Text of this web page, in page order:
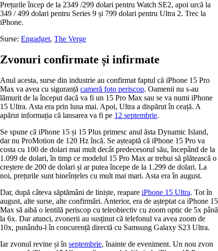
Prețurile încep de la 2349 /299 dolari pentru Watch SE2, apoi urcă la
349 / 499 dolari pentru Series 9 și 799 dolari pentru Ultra 2. Trec la
iPhone.
Surse: Engadget, The Verge
Zvonuri confirmate și infirmate
Anul acesta, surse din industrie au confirmat faptul că iPhone 15 Pro
Max va avea cu siguranță cameră foto periscop. Oamenii nu s-au
lămurit de la început dacă va fi un 15 Pro Max sau se va numi iPhone
15 Ultra. Asta era prin luna mai. Apoi, Ultra a dispărut în ceață. A
apărut informația că lansarea va fi pe 12 septembrie.
Se spune că iPhone 15 și 15 Plus primesc anul ăsta Dynamic Island,
dar nu ProMotion de 120 Hz încă. Se așteaptă că iPhone 15 Pro va
costa cu 100 de dolari mai mult decât predecesorul său, începând de la
1.099 de dolari, în timp ce modelul 15 Pro Max ar trebui să plătească o
creștere de 200 de dolari și ar putea începe de la 1.299 de dolari. La
noi, prețurile sunt bineînțeles cu mult mai mari. Asta era în august.
Dar, după câteva săptămâni de liniște, reapare iPhone 15 Ultra. Tot în
august, alte surse, alte confirmări. Anterior, era de așteptat ca iPhone 15
Max să aibă o lentilă periscop cu teleobiectiv cu zoom optic de 5x până
la 6x. Dar atunci, zvonerii au susținut că telefonul va avea zoom de
10x, punându-l în concurență directă cu Samsung Galaxy S23 Ultra.
Iar zvonul revine și în septembrie, înainte de eveniment. Un nou zvon